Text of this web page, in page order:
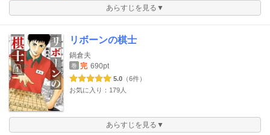
あらすじを見る▼
リボーンの棋士
鍋倉夫
巻 完 690pt
5.0 （6件）
お気に入り：179人
あらすじを見る▼